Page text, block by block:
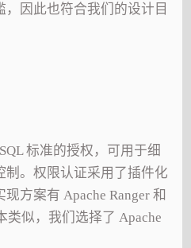
因此也符合我们的设计目
标准的授权，可用于细
制。权限认证采用了插件化
方案有 Apache Ranger 和
类似，我们选择了 Apache